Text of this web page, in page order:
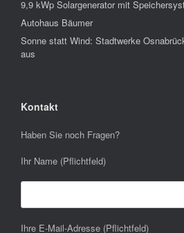
9,9 kWp Solargenerator mit
Autohaus Bäumer
Sonne statt Wind: Stadtwerke
aus
Kontakt
Haben Sie noch Fragen?
Ihr Name (Pflichtfeld)
Ihre E-Mail-Adresse (Pflichtfeld)